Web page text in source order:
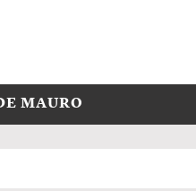
MAURO